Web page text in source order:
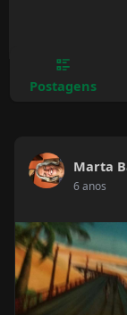
Postagens
Marta
6 anos